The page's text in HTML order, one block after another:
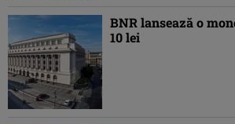
BNR lansează o
10 lei